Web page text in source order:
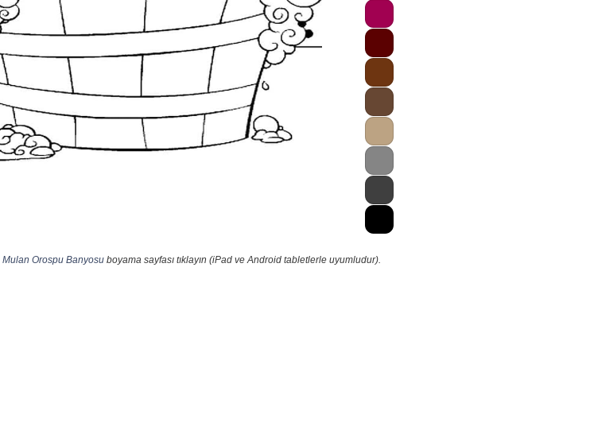
Mulan Orospu Banyosu boyama sayfası tıklayın (iPad ve Android tabletlerle uyumludur).